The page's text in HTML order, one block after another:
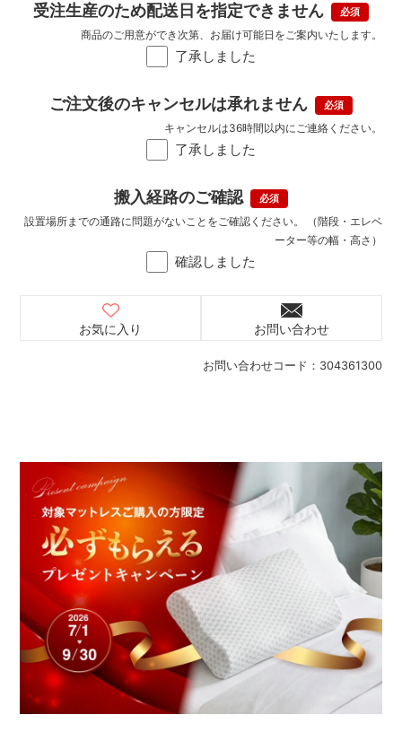
お問い合わせコード： 304361300
受注生産のため配送日を指定できません
了承しました
商品のご用意ができ次第、お届け可能日をご案内いたします。
ご注文後のキャンセルは承れません
了承しました
キャンセルは36時間以内にご連絡ください。
搬入経路のご確認
確認しました
設置場所までの通路に問題がないことをご確認ください。 （階段・エレベ
ーター等の幅・高さ）
お気に入り お問い合わせ